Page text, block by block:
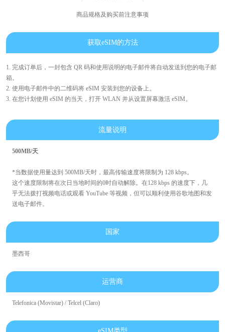
商品规格及购买前注意事项
获取eSIM的方法
1. 完成订单后，一封包含 QR 码和使用说明的电子邮件将自动发送到您的电子邮
箱。
2. 使用电子邮件中的二维码将 eSIM 安装到您的设备上。
3. 在您计划使用 eSIM 的当天，打开 WLAN 并从设置屏幕激活 eSIM。
流量说明
500MB/天
*当数据使用量达到 500MB/天时，最高传输速度将限制为 128 kbps。
这个速度限制将在次日当地时间的0时自动解除。在128 kbps 的速度下，几
乎无法拨打视频电话或观看 YouTube 等视频，但可以顺利使用谷歌地图和发
送电子邮件。
国家
墨西哥
运营商
Telefonica (Movistar) / Telcel (Claro)